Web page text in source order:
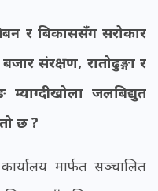
र बिकाससँग सरोकार
संरक्षण, रातोढुङ्गा र
जलबिद्युत
छ ?
मार्फत सञ्चालित